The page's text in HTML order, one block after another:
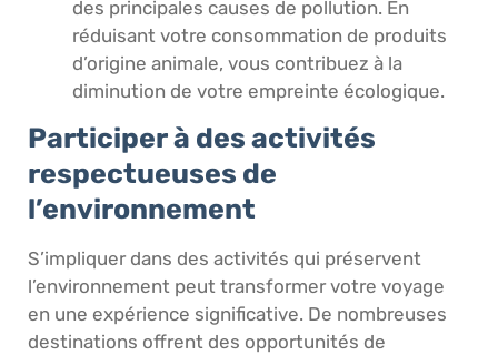
des principales causes de pollution. En
réduisant votre consommation de produits
d’origine animale, vous contribuez à la
diminution de votre empreinte écologique.
Participer à des activités
respectueuses de
l’environnement
S’impliquer dans des activités qui préservent
l’environnement peut transformer votre voyage
en une expérience significative. De nombreuses
destinations offrent des opportunités de